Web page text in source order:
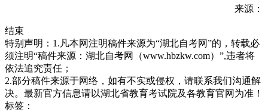
来源：
结束
特别声明：1.凡本网注明稿件来源为“湖北自考网”的，转载必
须注明“稿件来源：湖北自考网（www.hbzkw.com）”,违者将
依法追究责任；
2.部分稿件来源于网络，如有不实或侵权，请联系我们沟通解
决。最新官方信息请以湖北省教育考试院及各教育官网为准！
标签：